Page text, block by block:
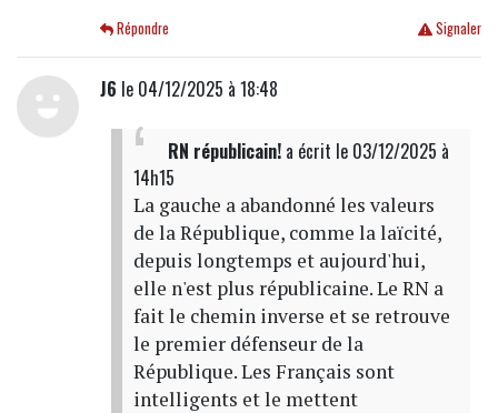
Signaler
Répondre
J6 le 04/12/2025 à 18:48
RN républicain!a écrit le 03/12/2025 à
14h15
La gauche a abandonné les valeurs
de la République, comme la laïcité,
depuis longtemps et aujourd'hui,
elle n'est plus républicaine. Le RN a
fait le chemin inverse et se retrouve
le premier défenseur de la
République. Les Français sont
intelligents et le mettent